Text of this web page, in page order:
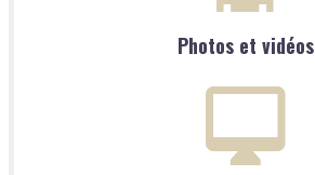
Photos et vidéos